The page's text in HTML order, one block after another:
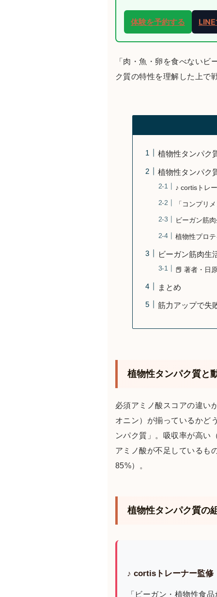
体験を予約する
「肉・魚・卵を食べない
ク質の特性を理解した上で
植物性タンパク
植物性タンパク
♪ cortisトレ
「コンプリ
ビーガン筋
植物性プロ
ビーガン筋肉生
📕 著者・日
まとめ
筋力アップで失
植物性タンパク質と
必須アミノ酸スコアの違い
オニン）が揃っているかど
ンパク質」。吸収率が高い
アミノ酸が不足しているも
85%）。
植物性タンパク質の
♪ cortisトレーナー監修
「ビーガン・植物性食